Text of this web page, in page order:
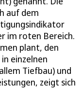
auf dem
im roten Bereich.
plant, den
einzelnen
Tiefbau) und
zeigt sich